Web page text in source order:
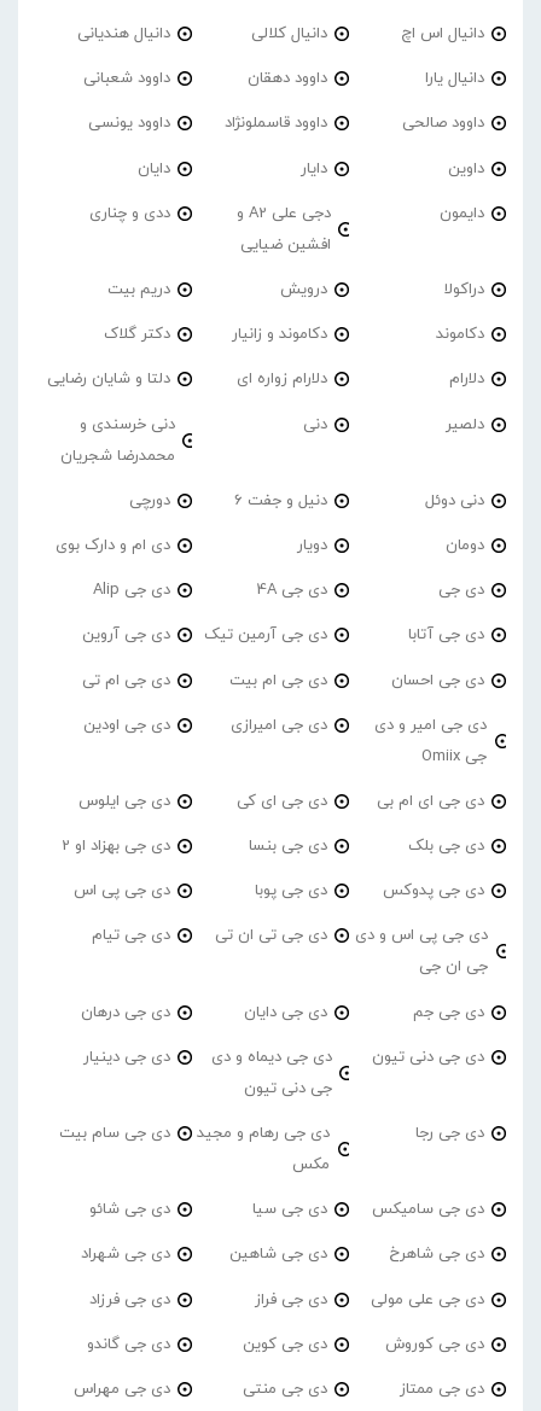
دانیال اس اچ دانیال کلالی دانیال هندیانی
دانیال یارا داوود دهقان داوود شعبانی
داوود صالحی داوود قاسملونژاد داوود یونسی
داوین دایار دایان
دایمون
دجی علی A2 و
افشین ضیایی
ددی و چناری
دراکولا درویش دریم بیت
دکاموند دکاموند و زانیار دکتر گلاک
دلارام دلارام زواره ای دلتا و شایان رضایی
دلصیر دنی
دنی خرسندی و
محمدرضا شجریان
دنی دوئل دنیل و جفت 6 دورچی
دومان دویار دی ام و دارک بوی
دی جی دی جی 4A دی جی Alip
دی جی آتابا دی جی آرمین تیک دی جی آروین
دی جی احسان دی جی ام بیت دی جی ام تی
دی جی امیر و دی
جی Omiix
دی جی امیرازی دی جی اودین
دی جی ای ام بی دی جی ای کی دی جی ایلوس
دی جی بلک دی جی بنسا دی جی بهزاد او 2
دی جی پدوکس دی جی پوبا دی جی پی اس
دی جی پی اس و دی
جی ان جی
دی جی تی ان تی دی جی تیام
دی جی جم دی جی دایان دی جی درهان
دی جی دنی تیون
دی جی دیماه و دی
جی دنی تیون
دی جی دینیار
دی جی رجا
دی جی رهام و مجید
مکس
دی جی سام بیت
دی جی سامیکس دی جی سیا دی جی شائو
دی جی شاهرخ دی جی شاهین دی جی شهراد
دی جی علی مولی دی جی فراز دی جی فرزاد
دی جی کوروش دی جی کوین دی جی گاندو
دی جی ممتاز دی جی منتی دی جی مهراس